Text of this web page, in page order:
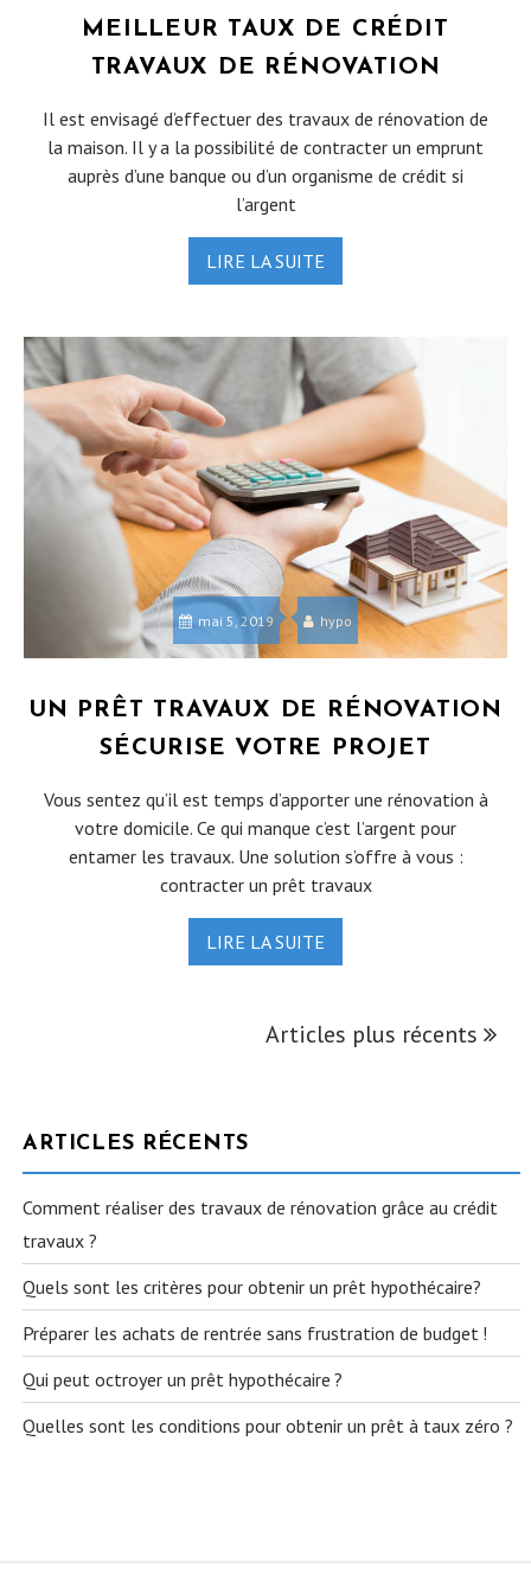
MEILLEUR TAUX DE CRÉDIT
TRAVAUX DE RÉNOVATION
Il est envisagé d’effectuer des travaux de rénovation de
la maison. Il y a la possibilité de contracter un emprunt
auprès d’une banque ou d’un organisme de crédit si
l’argent
LIRE LA SUITE
mai 5, 2019 hypo
UN PRÊT TRAVAUX DE RÉNOVATION
SÉCURISE VOTRE PROJET
Vous sentez qu’il est temps d’apporter une rénovation à
votre domicile. Ce qui manque c’est l’argent pour
entamer les travaux. Une solution s’offre à vous :
contracter un prêt travaux
LIRE LA SUITE
Articles plus récents
ARTICLES RÉCENTS
Comment réaliser des travaux de rénovation grâce au crédit
travaux ?
Quels sont les critères pour obtenir un prêt hypothécaire?
Préparer les achats de rentrée sans frustration de budget !
Qui peut octroyer un prêt hypothécaire ?
Quelles sont les conditions pour obtenir un prêt à taux zéro ?